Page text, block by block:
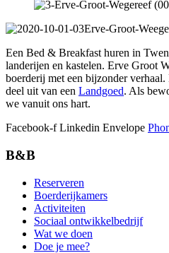
Een Bed & Breakfast huren in
landerijen en kastelen. Erve Groot
boerderij met een bijzonder
deel uit van een Landgoed. Als
we vanuit ons hart.
Facebook-f Linkedin Envelope
B&B
Reserveren
Boerderijkamers
Activiteiten
Sociaal ontwikkelbedrijf
Wat we doen
Doe je mee?